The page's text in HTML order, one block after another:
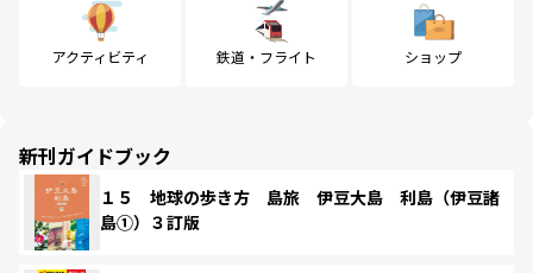
アクティビティ 鉄道・フライト ショップ
新刊ガイドブック
１５ 地球の歩き方 島旅 伊豆大島 利島（伊豆諸
島①）３訂版